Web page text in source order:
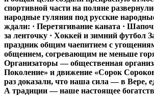
спортивной части на поляне
народные гуляния под русские
ждали: · Перетягивание каната ·
за ленточку · Хоккей и зимний футбол
праздник общим чаепитием с
общением, согревающим не меньше
Организаторы — общественная
Поколение» и движение «Сорок
раз доказали, что наша сила — в Вере,
А традиции — наше настоящее